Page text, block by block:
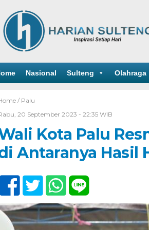
Nasional Sulteng Olahraga
/ Palu
20 September 2023 - 22:35 WIB
Kota Palu
Antaranya Hasil